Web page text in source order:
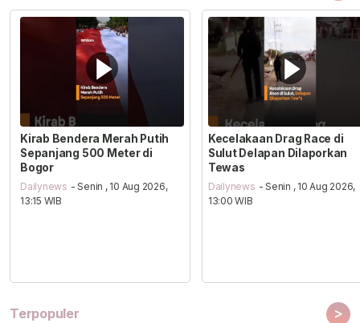
Kirab Bendera Merah Putih
Sepanjang 500 Meter di
Bogor
Dailynews - Senin , 10 Aug 2026,
13:15 WIB
Kecelakaan Drag Race di
Sulut Delapan Dilaporkan
Tewas
Dailynews - Senin , 10 Aug 2026,
13:00 WIB
Terpopuler >